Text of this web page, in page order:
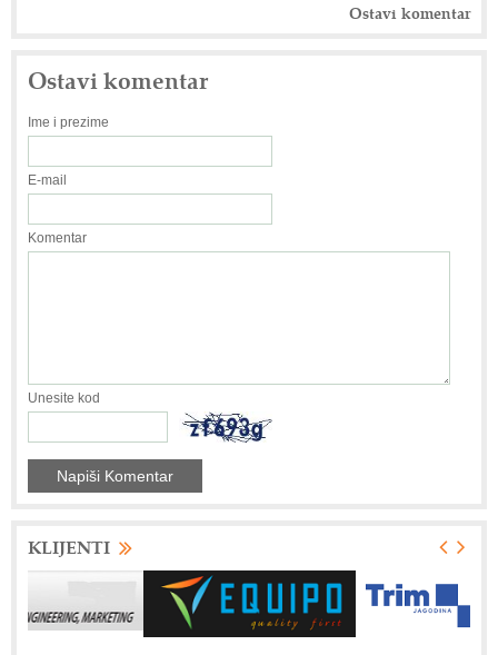
Ostavi komentar
Ostavi komentar
Ime i prezime
E-mail
Komentar
Unesite kod
KLIJENTI